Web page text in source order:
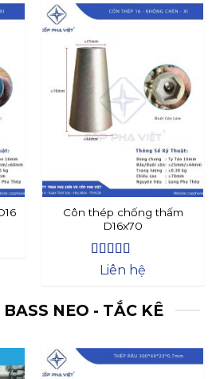
Côn thép chống thấm
D16x70
Được xếp
5
Liên hệ
NEO - TẮC KÊ